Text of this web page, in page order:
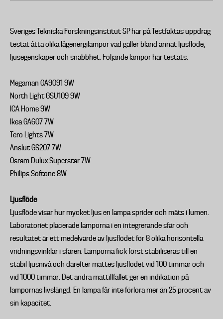
Sveriges Tekniska Forskningsinstitut SP har på Testfaktas uppdrag
testat åtta olika lågenergilampor vad gäller bland annat ljusflöde,
ljusegenskaper och snabbhet. Följande lampor har testats:
Megaman GA9091 9W
North Light GSU109 9W
ICA Home 9W
Ikea GA607 7W
Tero Lights 7W
Anslut GS207 7W
Osram Dulux Superstar 7W
Philips Softone 8W
Ljusflöde
Ljusflöde visar hur mycket ljus en lampa sprider och mäts i lumen.
Laboratoriet placerade lamporna i en integrerande sfär och
resultatet är ett medelvärde av ljusflödet för 8 olika horisontella
vridningsvinklar i sfären. Lamporna fick först stabiliseras till en
stabil ljusnivå och därefter mättes ljusflödet vid 100 timmar och
vid 1000 timmar. Det andra mättillfället ger en indikation på
lampornas livslängd. En lampa får inte förlora mer än 25 procent av
sin kapacitet.